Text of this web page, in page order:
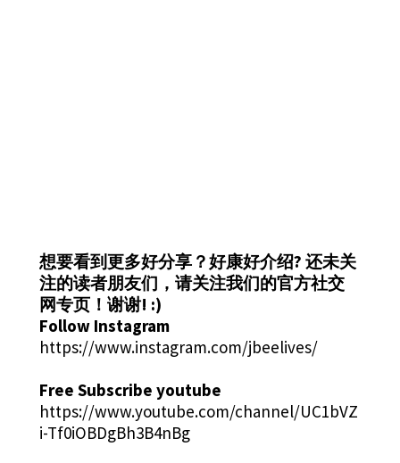
想要看到更多好分享？好康好介绍? 还未关
注的读者朋友们，请关注我们的官方社交
网专页！谢谢! :)
Follow Instagram
https://www.instagram.com/jbeelives/
Free Subscribe youtube
https://www.youtube.com/channel/UC1bVZ
i-Tf0iOBDgBh3B4nBg